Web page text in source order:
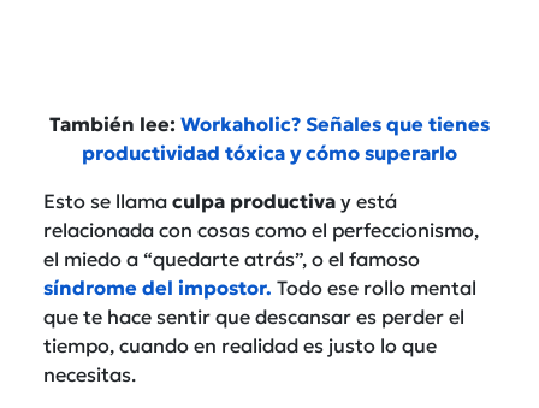
También lee: Workaholic? Señales que tienes
productividad tóxica y cómo superarlo
Esto se llama culpa productiva y está
relacionada con cosas como el perfeccionismo,
el miedo a “quedarte atrás”, o el famoso
síndrome del impostor. Todo ese rollo mental
que te hace sentir que descansar es perder el
tiempo, cuando en realidad es justo lo que
necesitas.